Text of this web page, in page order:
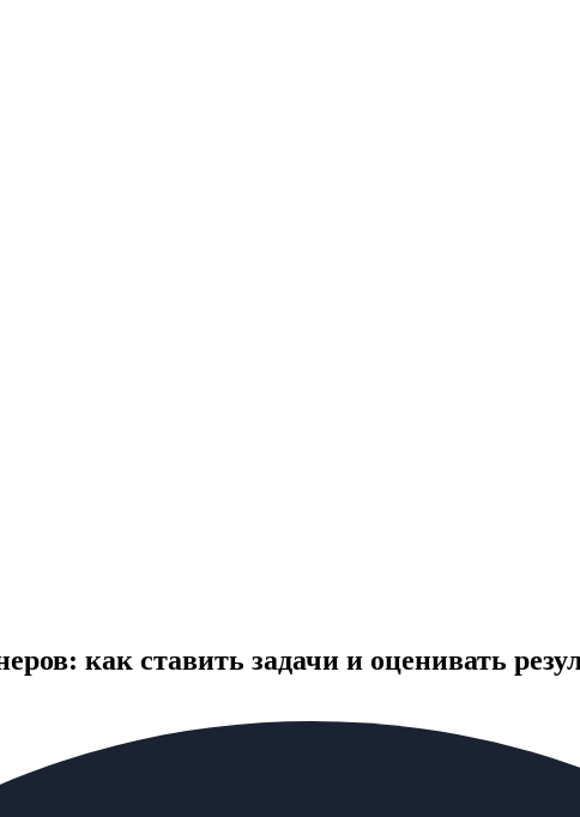
как ставить задачи и оценивать